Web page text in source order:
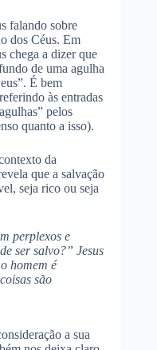
falando sobre
dos Céus. Em
chega a dizer que
de uma agulha
É bem
às entradas
pelos
quanto a isso).
da
que a salvação
seja rico ou seja
perplexos e
ser salvo?” Jesus
homem é
são
a sua